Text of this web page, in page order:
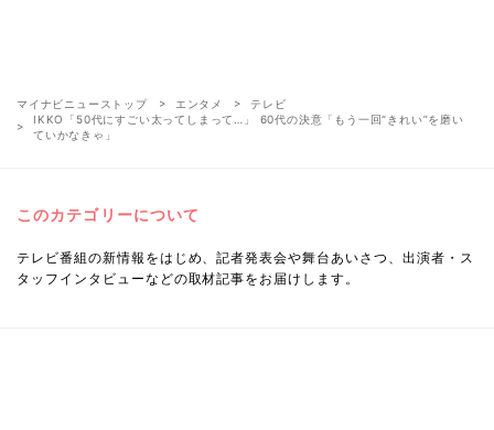
マイナビニューストップ エンタメ
テレビ
IKKO「50代にすごい太ってしまって…」 60代の決意「もう一回“きれい”を磨い
ていかなきゃ」
このカテゴリーについて
テレビ番組の新情報をはじめ、記者発表会や舞台あいさつ、出演者・ス
タッフインタビューなどの取材記事をお届けします。